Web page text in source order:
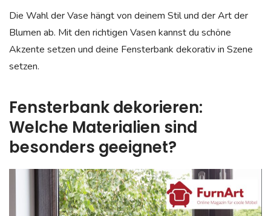
Die Wahl der Vase hängt von deinem Stil und der Art der
Blumen ab. Mit den richtigen Vasen kannst du schöne
Akzente setzen und deine Fensterbank dekorativ in Szene
setzen.
Fensterbank dekorieren:
Welche Materialien sind
besonders geeignet?